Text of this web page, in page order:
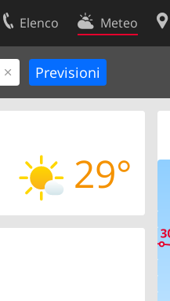
Elenco Meteo
29°
Contatti
Condizioni d’uso